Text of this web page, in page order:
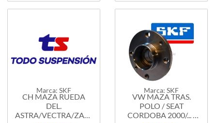
Marca: SKF
CH MAZA RUEDA
DEL.
ASTRA/VECTRA/ZAFIRA
Marca: SKF
VW MAZA TRAS.
POLO / SEAT
CORDOBA 2000/... -